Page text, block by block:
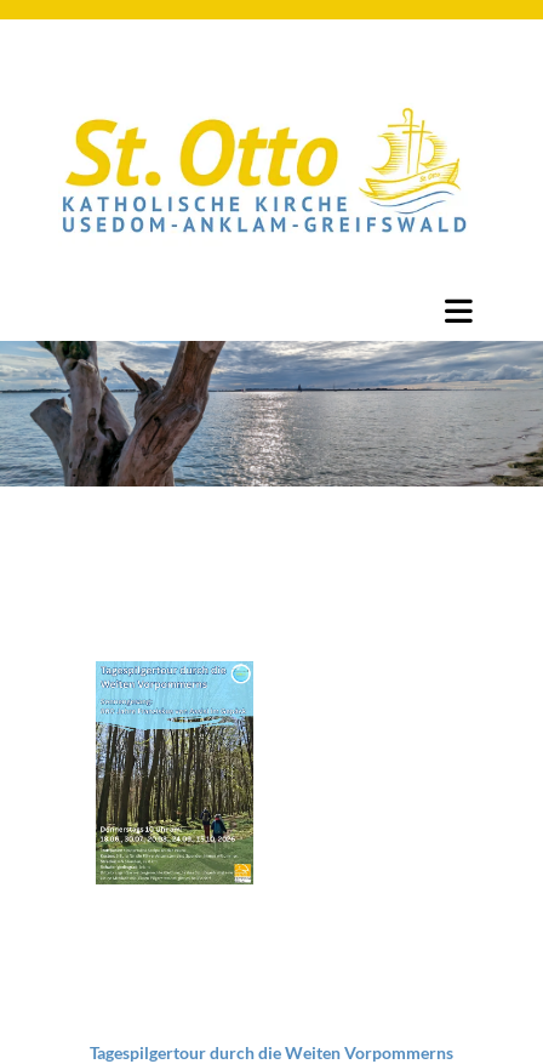
Tagespilgertour durch die Weiten Vorpommerns